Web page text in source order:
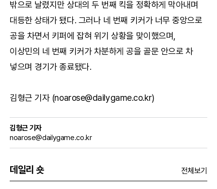
밖으로 날렸지만 상대의 두 번째 킥을 정확하게 막아내며
대등한 상태가 됐다. 그러나 네 번째 키커가 너무 중앙으로
공을 차면서 키퍼에 잡혀 위기 상황을 맞이했으며,
이상민의 네 번째 키커가 차분하게 공을 골문 안으로 차
넣으며 경기가 종료됐다.
김형근 기자 (noarose@dailygame.co.kr)
김형근 기자
noarose@dailygame.co.kr
데일리 숏 전체보기